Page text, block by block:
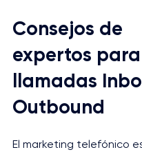
Consejos de
expertos
llamadas
Outbound
El marketing telefónico